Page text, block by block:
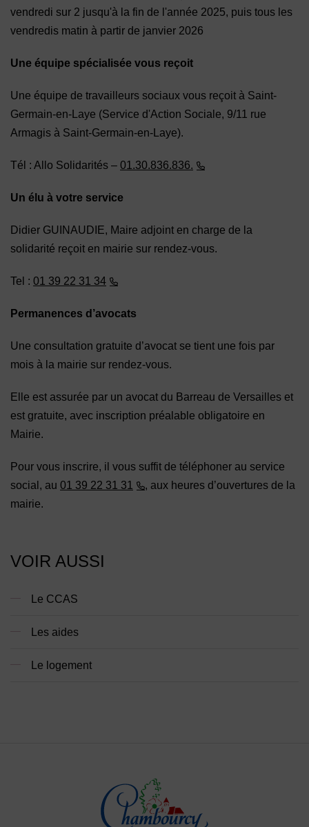
vendredi sur 2 jusqu'à la fin de l'année 2025, puis tous les
vendredis matin à partir de janvier 2026
Une équipe spécialisée vous reçoit
Une équipe de travailleurs sociaux vous reçoit à Saint-
Germain-en-Laye (Service d'Action Sociale, 9/11 rue
Armagis à Saint-Germain-en-Laye).
Tél : Allo Solidarités – 01.30.836.836.
Un élu à votre service
Didier GUINAUDIE, Maire adjoint en charge de la
solidarité reçoit en mairie sur rendez-vous.
Tel : 01 39 22 31 34
Permanences d’avocats
Une consultation gratuite d’avocat se tient une fois par
mois à la mairie sur rendez-vous.
Elle est assurée par un avocat du Barreau de Versailles et
est gratuite, avec inscription préalable obligatoire en
Mairie.
Pour vous inscrire, il vous suffit de téléphoner au service
social, au 01 39 22 31 31
, aux heures d’ouvertures de la
mairie.
VOIR AUSSI
Le CCAS
Les aides
Le logement